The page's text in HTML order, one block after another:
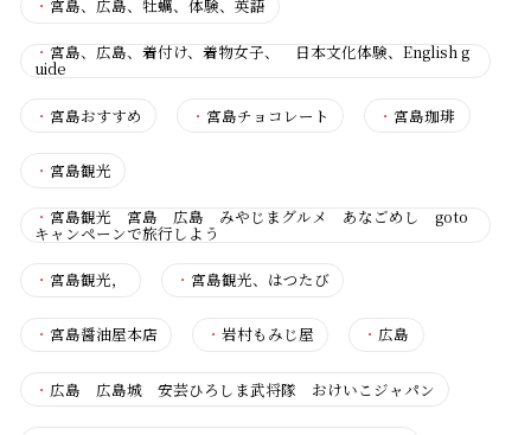
・ 宮島、広島、牡蠣、体験、英語
・ 宮島、広島、着付け、着物女子、 日本文化体験、English g
uide
・ 宮島おすすめ ・ 宮島チョコレート ・ 宮島珈琲
・ 宮島観光
・ 宮島観光 宮島 広島 みやじまグルメ あなごめし goto
キャンペーンで旅行しよう
・ 宮島観光， ・ 宮島観光、はつたび
・ 宮島醤油屋本店 ・岩村もみじ屋 ・ 広島
・ 広島 広島城 安芸ひろしま武将隊 おけいこジャパン